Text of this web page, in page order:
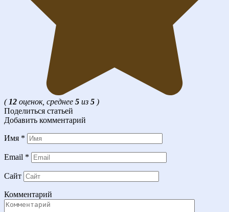
( 12 оценок, среднее 5 из 5 )
Поделиться статьей
Добавить комментарий
Имя *
Email *
Сайт
Комментарий